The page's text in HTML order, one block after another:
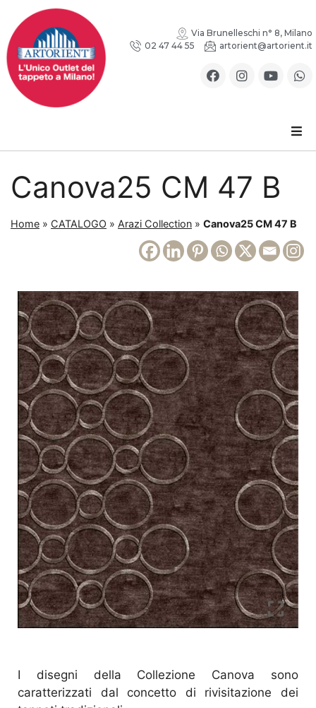
Via Brunelleschi n° 8, Milano
02 47 44 55
artorient@artorient.it
Canova25 CM 47 B
Home » CATALOGO » Arazi Collection » Canova25 CM 47 B
I disegni della Collezione Canova sono
caratterizzati dal concetto di rivisitazione dei